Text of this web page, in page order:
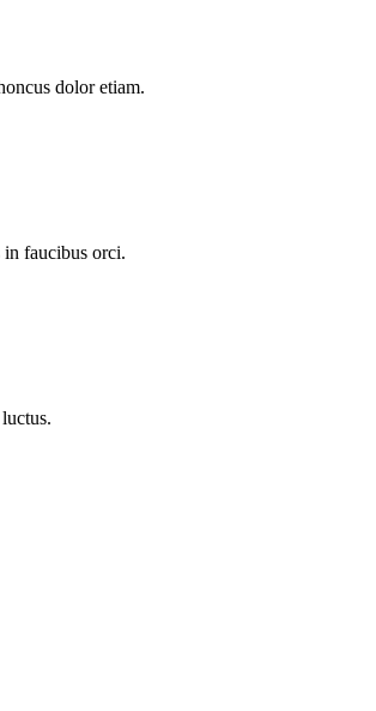
dolor etiam.
in faucibus orci.